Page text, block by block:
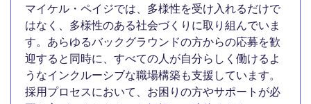
マイケル・ペイジでは、多様性を受け入れるだけで
はなく、多様性のある社会づくりに取り組んでいま
す。あらゆるバックグラウンドの方からの応募を歓
迎すると同時に、すべての人が自分らしく働けるよ
うなインクルーシブな職場構築も支援しています。
採用プロセスにおいて、お困りの方やサポートが必